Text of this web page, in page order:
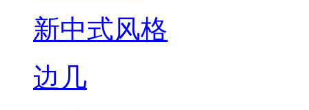
新中式风格
边几